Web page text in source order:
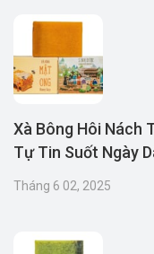
Xà Bông Hôi Nách
Tự Tin Suốt Ngày
Tháng 6 02, 2025